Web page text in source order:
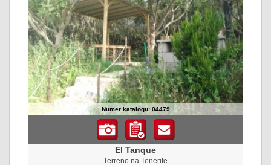
Numer katalogu: 04479
El Tanque
Terreno na Tenerife